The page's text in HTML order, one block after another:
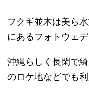
フクギ並木は美ら
にあるフォトウ ェ
沖縄らしく長閑で
のロケ地などでも